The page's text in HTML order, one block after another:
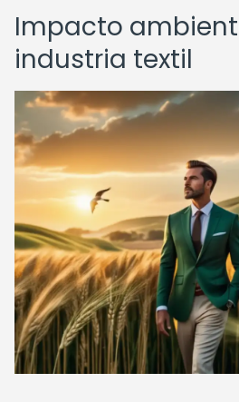
Impacto
industria textil